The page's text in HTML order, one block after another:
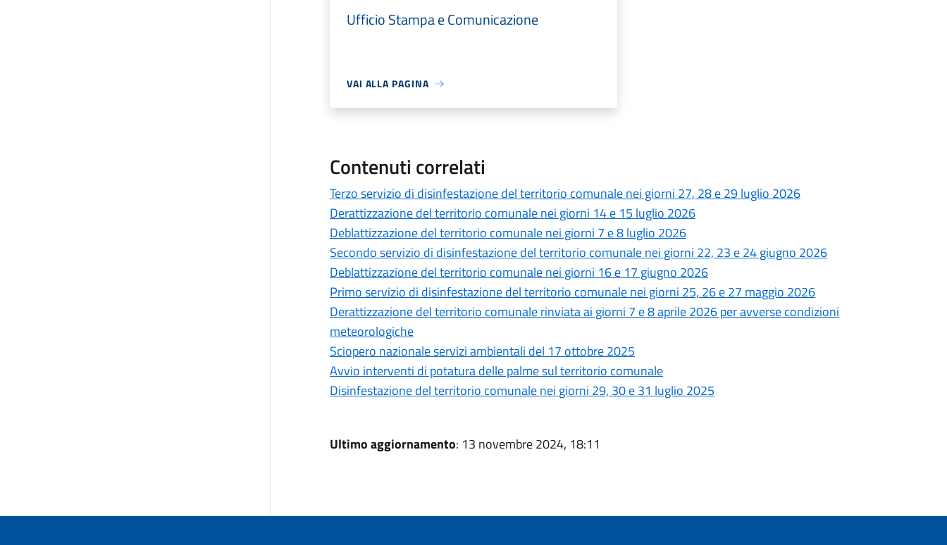
Ufficio Stampa e Comunicazione
VAI ALLA PAGINA
Contenuti correlati
Terzo servizio di disinfestazione del territorio comunale nei giorni 27, 28 e 29 luglio 2026
Derattizzazione del territorio comunale nei giorni 14 e 15 luglio 2026
Deblattizzazione del territorio comunale nei giorni 7 e 8 luglio 2026
Secondo servizio di disinfestazione del territorio comunale nei giorni 22, 23 e 24 giugno 2026
Deblattizzazione del territorio comunale nei giorni 16 e 17 giugno 2026
Primo servizio di disinfestazione del territorio comunale nei giorni 25, 26 e 27 maggio 2026
Derattizzazione del territorio comunale rinviata ai giorni 7 e 8 aprile 2026 per avverse condizioni
meteorologiche
Sciopero nazionale servizi ambientali del 17 ottobre 2025
Avvio interventi di potatura delle palme sul territorio comunale
Disinfestazione del territorio comunale nei giorni 29, 30 e 31 luglio 2025
Ultimo aggiornamento: 13 novembre 2024, 18:11